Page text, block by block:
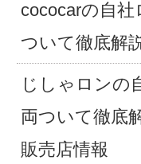
cococarの自
ついて徹底解
じしゃロンの
両ついて徹底
販売店情報